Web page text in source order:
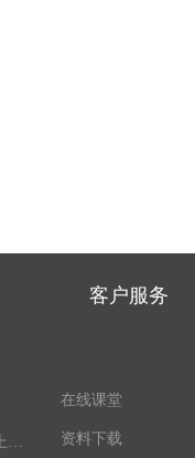
客户服务
在线课堂
资料下载